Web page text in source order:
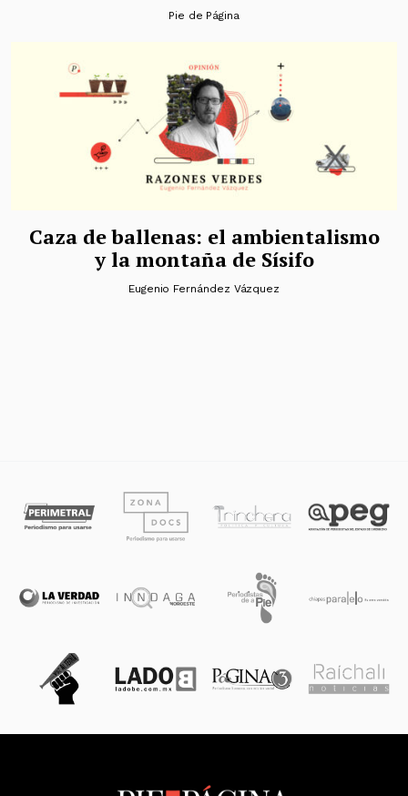
Pie de Página
Caza de ballenas: el ambientalismo
y la montaña de Sísifo
Eugenio Fernández Vázquez